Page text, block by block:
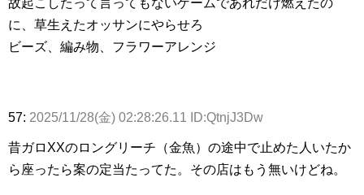
故起こしたって言ってもないゲームであれだけ燃えたの
に、草生えたオッサンにやらせろ
ビーズ、編み物、フラワーアレンジ
57: 2025/11/28(金) 02:28:26.11 ID:QtnjJ3Dw
昔ガロXXのロングリーチ（金魚）の途中で止めた人いたか
ら座ったら案の定当たってた。その店はもう無いけどね。